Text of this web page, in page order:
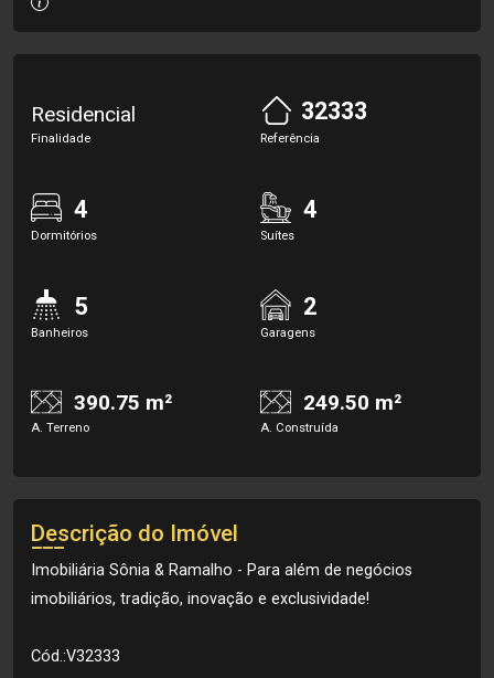
Residencial
Finalidade
32333
Referência
4
Dormitórios
4
Suítes
5
Banheiros
2
Garagens
390.75 m²
A. Terreno
249.50 m²
A. Construída
Descrição do Imóvel
Imobiliária Sônia & Ramalho - Para além de negócios
imobiliários, tradição, inovação e exclusividade!
Cód.:V32333